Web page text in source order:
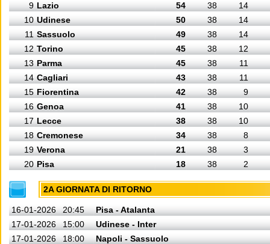
9 Lazio 54 38
14
10 Udinese 50 38
14
11 Sassuolo 49 38
14
12 Torino 45 38
12
13 Parma 45 38
11
14 Cagliari 43 38
11
15 Fiorentina 42 38
9
16 Genoa 41 38
10
17 Lecce 38 38
10
18 Cremonese 34 38
8
19 Verona 21 38
3
20 Pisa 18 38 2
2A GIORNATA DI RITORNO
16-01-2026 20:45
Pisa - Atalanta
17-01-2026
15:00
Udinese - Inter
17-01-2026
18:00
Napoli - Sassuolo